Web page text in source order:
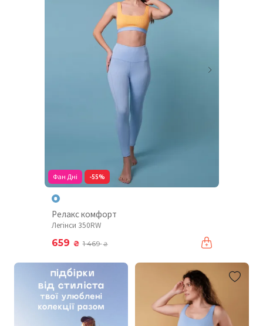
Фан Дні -55%
Релакс комфорт
Легінси 350RW
659 ₴ 1 469₴